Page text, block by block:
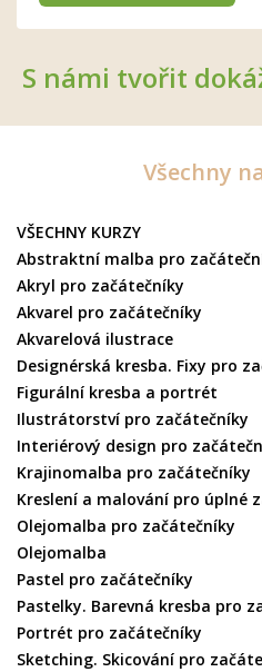
S námi tvořit
Všechny
VŠECHNY KURZY
Abstraktní malba pro
Akryl pro začátečníky
Akvarel pro začátečníky
Akvarelová ilustrace
Designérská kresba. Fixy pro
Figurální kresba a portrét
Ilustrátorství pro začátečníky
Interiérový design pro
Krajinomalba pro začátečníky
Kreslení a malování pro úplné
Olejomalba pro začátečníky
Olejomalba
Pastel pro začátečníky
Pastelky. Barevná kresba pro
Portrét pro začátečníky
Sketching. Skicování pro